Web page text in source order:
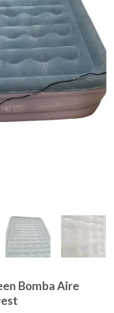
Bomba Aire